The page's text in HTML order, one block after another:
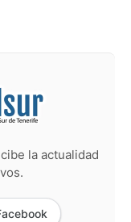
la actualidad